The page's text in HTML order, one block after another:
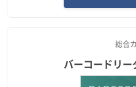
総合
バーコードリ